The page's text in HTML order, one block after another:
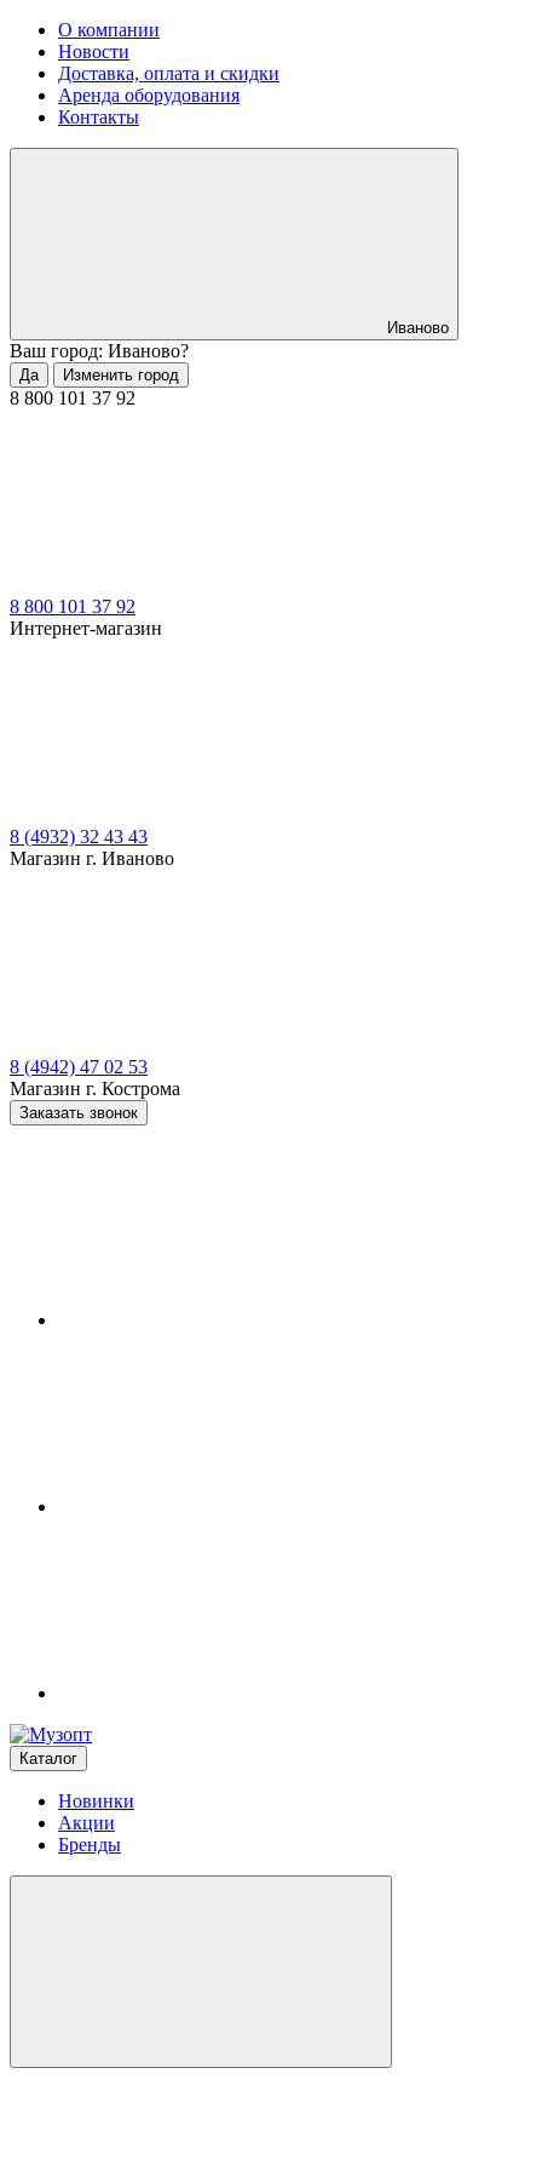
О компании
Новости
Доставка, оплата и скидки
Аренда оборудования
Контакты
Иваново
Ваш город: Иваново?
Да Изменить город
8 800 101 37 92
8 800 101 37 92
Интернет-магазин
8 (4932) 32 43 43
Магазин г. Иваново
8 (4942) 47 02 53
Магазин г. Кострома
Заказать звонок
Каталог
Новинки
Акции
Бренды